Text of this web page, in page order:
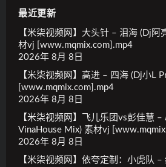
最近更新
【米柒视频网】大头针 – 泪海 (Dj阿
材vj [www.mqmix.com].mp4
2026年 8月 8日
【米柒视频网】高进 – 四海 (Dj小L
[www.mqmix.com].mp4
2026年 8月 8日
【米柒视频网】飞儿乐团vs彭佳慧 –
VinaHouse Mix) 素材vj
2026年 8月 8日
【米柒视频网】依夸定制：小虎队 –